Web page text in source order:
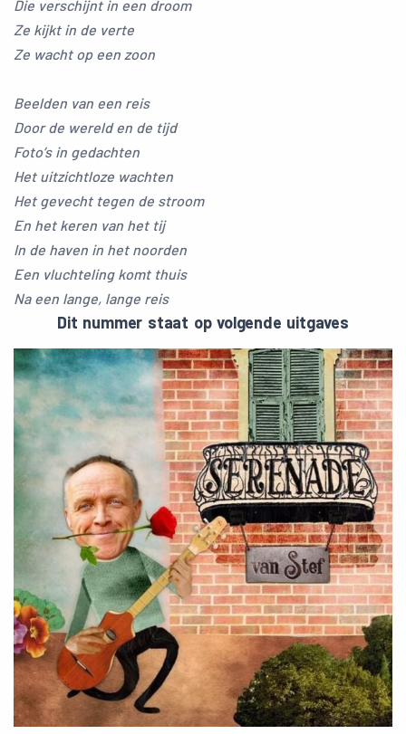
Die verschijnt in een droom
Ze kijkt in de verte
Ze wacht op een zoon
Beelden van een reis
Door de wereld en de tijd
Foto’s in gedachten
Het uitzichtloze wachten
Het gevecht tegen de stroom
En het keren van het tij
In de haven in het noorden
Een vluchteling komt thuis
Na een lange, lange reis
Dit nummer staat op volgende uitgaves